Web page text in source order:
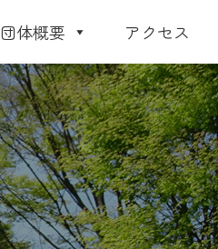
団体概要 アクセス